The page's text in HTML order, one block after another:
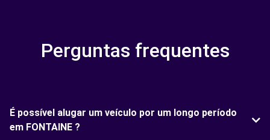
Perguntas frequentes
É possível alugar um veículo por um longo período
em FONTAINE ?